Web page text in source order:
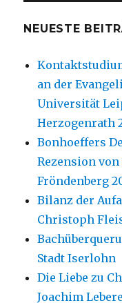
NEUESTE
an der
Universität
Herzogenrath
Bonhoeffers
Rezension
Fröndenberg
Bilanz der
Christoph
Stadt Iserlohn
Die Liebe zu
Joachim